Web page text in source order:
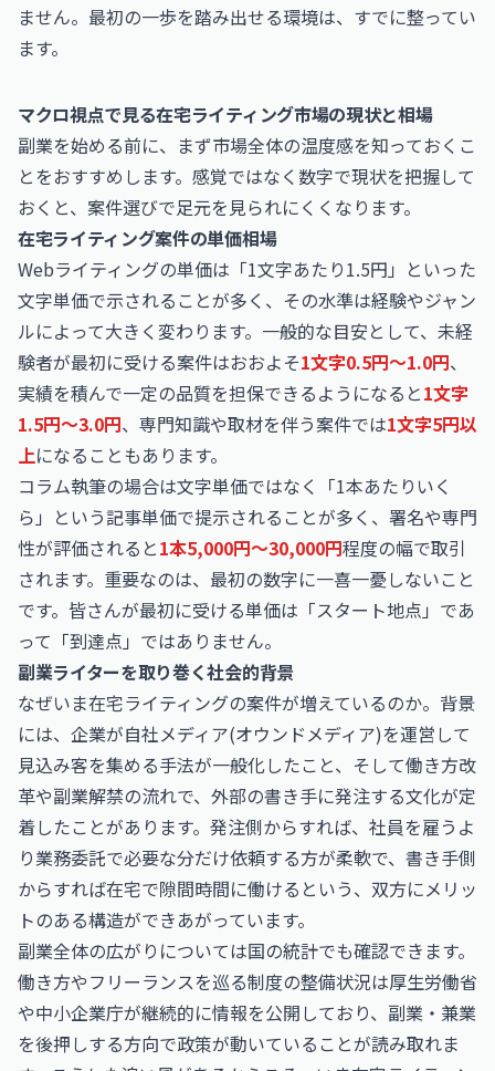
ません。最初の一歩を踏み出せる環境は、すでに整ってい
ます。
マクロ視点で見る在宅ライティング市場の現状と相場
副業を始める前に、まず市場全体の温度感を知っておくこ
とをおすすめします。感覚ではなく数字で現状を把握して
おくと、案件選びで足元を見られにくくなります。
在宅ライティング案件の単価相場
Webライティングの単価は「1文字あたり1.5円」といった
文字単価で示されることが多く、その水準は経験やジャン
ルによって大きく変わります。一般的な目安として、未経
験者が最初に受ける案件はおおよそ1文字0.5円〜1.0円、
実績を積んで一定の品質を担保できるようになると1文字
1.5円〜3.0円、専門知識や取材を伴う案件では1文字5円以
上になることもあります。
コラム執筆の場合は文字単価ではなく「1本あたりいく
ら」という記事単価で提示されることが多く、署名や専門
性が評価されると1本5,000円〜30,000円程度の幅で取引
されます。重要なのは、最初の数字に一喜一憂しないこと
です。皆さんが最初に受ける単価は「スタート地点」であ
って「到達点」ではありません。
副業ライターを取り巻く社会的背景
なぜいま在宅ライティングの案件が増えているのか。背景
には、企業が自社メディア(オウンドメディア)を運営して
見込み客を集める手法が一般化したこと、そして働き方改
革や副業解禁の流れで、外部の書き手に発注する文化が定
着したことがあります。発注側からすれば、社員を雇うよ
り業務委託で必要な分だけ依頼する方が柔軟で、書き手側
からすれば在宅で隙間時間に働けるという、双方にメリッ
トのある構造ができあがっています。
副業全体の広がりについては国の統計でも確認できます。
働き方やフリーランスを巡る制度の整備状況は厚生労働省
や中小企業庁が継続的に情報を公開しており、副業・兼業
を後押しする方向で政策が動いていることが読み取れま